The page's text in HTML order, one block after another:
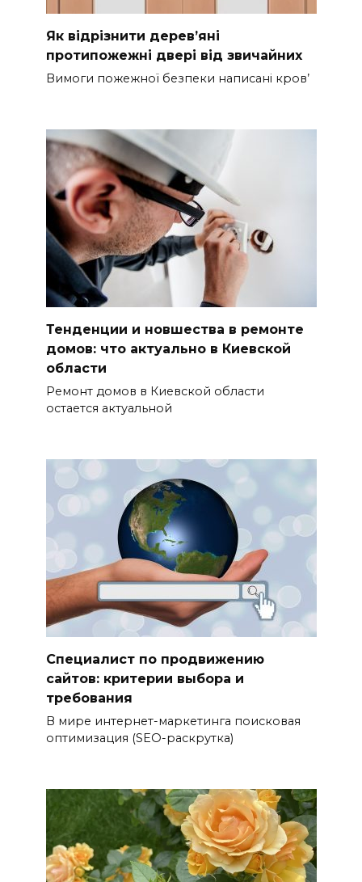
Як відрізнити дерев’яні
протипожежні двері від звичайних
Вимоги пожежної безпеки написані кров’
Тенденции и новшества в ремонте
домов: что актуально в Киевской
области
Ремонт домов в Киевской области
остается актуальной
Специалист по продвижению
сайтов: критерии выбора и
требования
В мире интернет-маркетинга поисковая
оптимизация (SEO-раскрутка)